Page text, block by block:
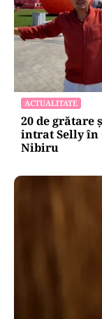
ACTUALITATE
20 de grătare
intrat Selly în
Nibiru